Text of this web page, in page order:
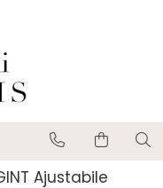
Ajustabile